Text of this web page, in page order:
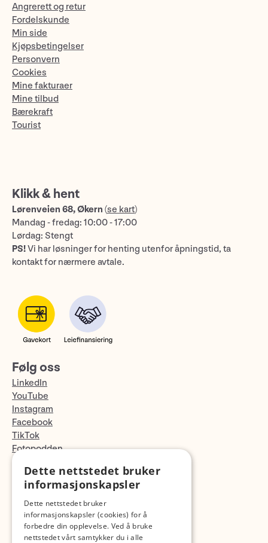
Angrerett og retur
Fordelskunde
Min side
Kjøpsbetingelser
Personvern
Cookies
Mine fakturaer
Mine tilbud
Bærekraft
Tourist
Klikk & hent
Lørenveien 68, Økern (se kart)
Mandag - fredag: 10:00 - 17:00
Lørdag: Stengt
PS!Vi har løsninger for henting utenfor åpningstid, ta
kontakt for nærmere avtale.
Følg oss
LinkedIn
YouTube
Instagram
Facebook
TikTok
Fotopodden
Med forbehold om skrive- og lagerfeil
Dette nettstedet bruker
informasjonskapsler
Dette nettstedet bruker
informasjonskapsler (cookies) for å
forbedre din opplevelse. Ved å bruke
nettstedet vårt samtykker du i alle